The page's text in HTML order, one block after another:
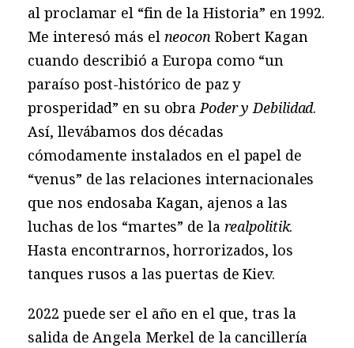
al proclamar el “fin de la Historia” en 1992.
Me interesó más el neoconRobert Kagan
cuando describió a Europa como “un
paraíso post-histórico de paz y
prosperidad” en su obraPoder y Debilidad.
Así, llevábamos dos décadas
cómodamente instalados en el papel de
“venus” de las relaciones internacionales
que nos endosaba Kagan, ajenos a las
luchas de los “martes” de la realpolitik.
Hasta encontrarnos, horrorizados, los
tanques rusos a las puertas de Kiev.
2022 puede ser el año en el que, tras la
salida de Angela Merkel de la cancillería